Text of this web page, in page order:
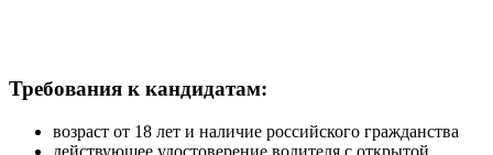
Требования к кандидатам:
возраст от 18 лет и наличие российского гражданства
действующее удостоверение водителя с открытой